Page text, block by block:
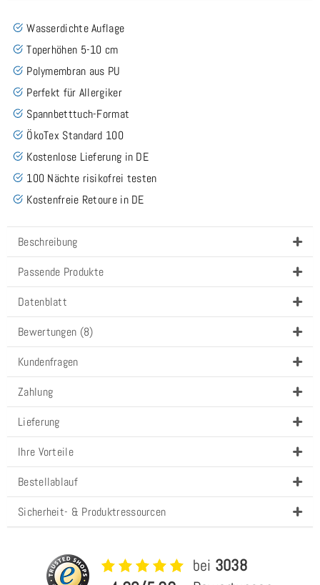
Wasserdichte Auflage
Toperhöhen 5-10 cm
Polymembran aus PU
Perfekt für Allergiker
Spannbetttuch-Format
ÖkoTex Standard 100
Kostenlose Lieferung in DE
100 Nächte risikofrei testen
Kostenfreie Retoure in DE
Beschreibung
Passende Produkte
Datenblatt
Bewertungen (8)
Kundenfragen
Zahlung
Lieferung
Ihre Vorteile
Bestellablauf
Sicherheit- & Produktressourcen
bei 3038